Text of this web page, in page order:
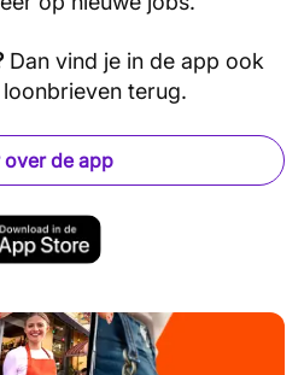
Dan vind je in de app ook
terug.
over de app